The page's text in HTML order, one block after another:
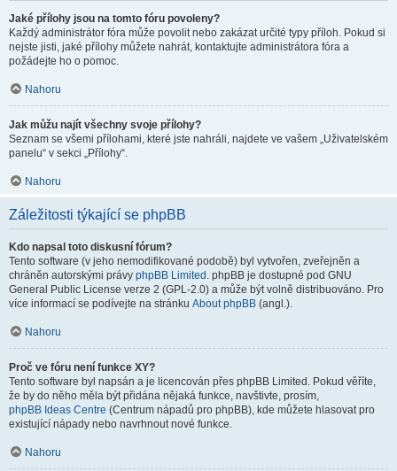
Jaké přílohy jsou na tomto fóru povoleny?
Každý administrátor fóra může povolit nebo zakázat určité typy příloh. Pokud si
nejste jisti, jaké přílohy můžete nahrát, kontaktujte administrátora fóra a
požádejte ho o pomoc.
Nahoru
Jak můžu najít všechny svoje přílohy?
Seznam se všemi přílohami, které jste nahráli, najdete ve vašem „Uživatelském
panelu“ v sekci „Přílohy“.
Nahoru
Záležitosti týkající se phpBB
Kdo napsal toto diskusní fórum?
Tento software (v jeho nemodifikované podobě) byl vytvořen, zveřejněn a
chráněn autorskými právy phpBB Limited . phpBB je dostupné pod GNU
General Public License verze 2 (GPL-2.0) a může být volně distribuováno. Pro
více informací se podívejte na stránku About phpBB (angl.).
Nahoru
Proč ve fóru není funkce XY?
Tento software byl napsán a je licencován přes phpBB Limited. Pokud věříte,
že by do něho měla být přidána nějaká funkce, navštivte, prosím,
phpBB Ideas Centre (Centrum nápadů pro phpBB), kde můžete hlasovat pro
existující nápady nebo navrhnout nové funkce.
Nahoru